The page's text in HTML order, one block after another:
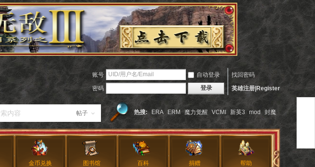
账号 自动登录
找回密码
密码
登录 英雄注册|Register
帖子 热搜: ERA ERM 魔力觉醒 VCMI 新英3 mod 封魔
金币兑换 图书馆 百科 捐赠 帮助